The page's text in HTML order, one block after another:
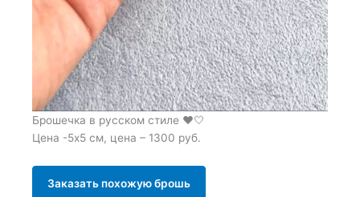
Брошечка в русском стиле ❤️🤍
Цена -5х5 см, цена – 1300 руб.
Заказать похожую брошь